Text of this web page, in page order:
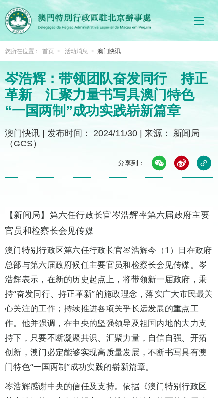
您所在位置： 首页 > 活动消息 > 澳门快讯
岑浩辉：带领团队奋发同行 持正
革新 汇聚力量书写具澳门特色
“一国两制”成功实践崭新篇章
澳门快讯 | 发布时间： 2024/11/30 | 来源： 新闻局
（GCS）
分享到：
【新闻局】第六任行政长官岑浩辉率第六届政府主要
官员和检察长会见传媒
澳门特别行政区第六任行政长官岑浩辉今（1）日在政府
总部与第六届政府候任主要官员和检察长会见传媒。岑
浩辉表示，在新的历史起点上，将带领新一届政府，秉
持“奋发同行、持正革新”的施政理念，落实广大市民最关
心关注的工作；持续推进各项关乎长远发展的重点工
作。他并强调，在中央的坚强领导及祖国内地的大力支
持下，只要不断凝聚共识、汇聚力量，自信自强、开拓
创新，澳门必定能够实现高质量发展，不断书写具有澳
门特色“一国两制”成功实践的崭新篇章。
岑浩辉感谢中央的信任及支持。依据《澳门特别行政区